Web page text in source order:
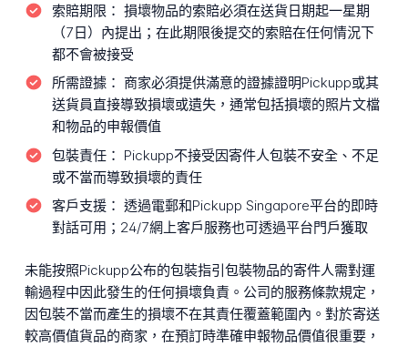
索賠期限： 損壞物品的索賠必須在送貨日期起一星期
（7日）內提出；在此期限後提交的索賠在任何情況下
都不會被接受
所需證據： 商家必須提供滿意的證據證明Pickupp或其
送貨員直接導致損壞或遺失，通常包括損壞的照片文檔
和物品的申報價值
包裝責任： Pickupp不接受因寄件人包裝不安全、不足
或不當而導致損壞的責任
客戶支援： 透過電郵和Pickupp Singapore平台的即時
對話可用；24/7網上客戶服務也可透過平台門戶獲取
未能按照Pickupp公布的包裝指引包裝物品的寄件人需對運
輸過程中因此發生的任何損壞負責。公司的服務條款規定，
因包裝不當而產生的損壞不在其責任覆蓋範圍內。對於寄送
較高價值貨品的商家，在預訂時準確申報物品價值很重要，